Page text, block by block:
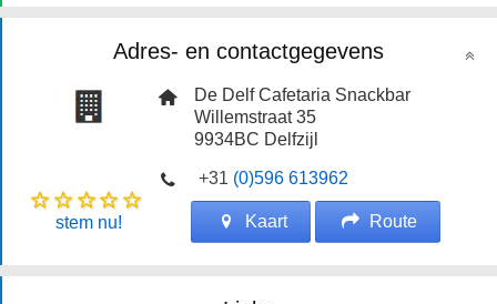
Adres- en contactgegevens
De Delf Cafetaria Snackbar
Willemstraat 35
9934BC Delfzijl
+31 (0)596 613962
stem nu! Kaart Route